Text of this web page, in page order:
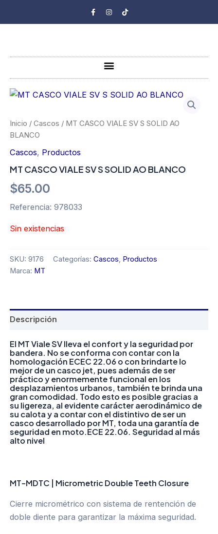
F
a
k
I
n
a
m
T
i
Menu
Inicio / Cascos / MT CASCO VIALE SV S SOLID AO
BLANCO
Cascos, Productos
MT CASCO VIALE SV S SOLID AO BLANCO
$65.00
Referencia: 978033
Sin existencias
SKU: 9176 Categorías: Cascos, Productos
Marca: MT
Descripción
El MT Viale SV lleva el confort y la seguridad por
bandera. No se conforma con contar con la
homologación ECEC 22.06 o con brindarte lo
mejor de un casco jet, pues además de ser
práctico y enormemente funcional en los
desplazamientos urbanos, también te brinda una
gran comodidad. Todo esto es posible gracias a
su ligereza, al evidente carácter aerodinámico de
su calota y a contar con el distintivo de ser un
casco desarrollado por MT, toda una garantía de
seguridad en moto.ECE 22.06. Seguridad al más
alto nivel
MT-MDTC | Micrometric Double Teeth Closure
Cierre micrométrico con sistema de rentención de
doble diente para garantizar la máxima seguridad.